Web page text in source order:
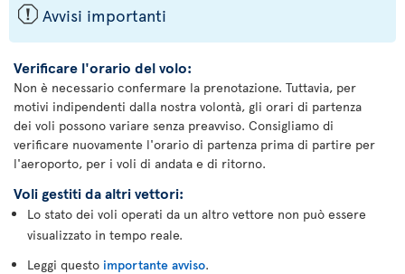
ü Avvisi importanti
Verificare l'orario del volo:
Non è necessario confermare la prenotazione. Tuttavia, per
motivi indipendenti dalla nostra volontà, gli orari di partenza
dei voli possono variare senza preavviso. Consigliamo di
verificare nuovamente l'orario di partenza prima di partire per
l'aeroporto, per i voli di andata e di ritorno.
Voli gestiti da altri vettori:
Lo stato dei voli operati da un altro vettore non può essere
visualizzato in tempo reale.
Leggi questo importante avviso.